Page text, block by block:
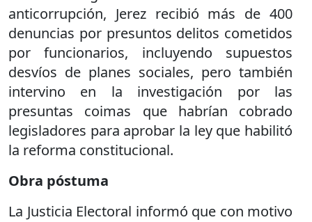
anticorrupción, Jerez recibió más de 400
denuncias por presuntos delitos cometidos
por funcionarios, incluyendo supuestos
desvíos de planes sociales, pero también
intervino en la investigación por las
presuntas coimas que habrían cobrado
legisladores para aprobar la ley que habilitó
la reforma constitucional.
Obra póstuma
La Justicia Electoral informó que con motivo